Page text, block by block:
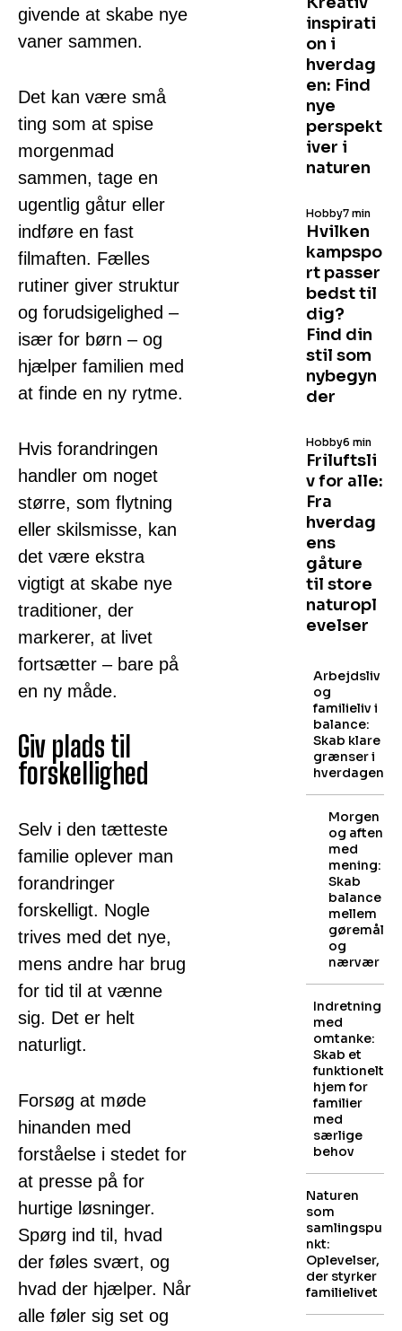
givende at skabe nye
vaner sammen.
Det kan være små
ting som at spise
morgenmad
sammen, tage en
ugentlig gåtur eller
indføre en fast
filmaften. Fælles
rutiner giver struktur
og forudsigelighed –
især for børn – og
hjælper familien med
at finde en ny rytme.
Hvis forandringen
handler om noget
større, som flytning
eller skilsmisse, kan
det være ekstra
vigtigt at skabe nye
traditioner, der
markerer, at livet
fortsætter – bare på
en ny måde.
Giv plads til
forskellighed
Selv i den tætteste
familie oplever man
forandringer
forskelligt. Nogle
trives med det nye,
mens andre har brug
for tid til at vænne
sig. Det er helt
naturligt.
Forsøg at møde
hinanden med
forståelse i stedet for
at presse på for
hurtige løsninger.
Spørg ind til, hvad
der føles svært, og
hvad der hjælper. Når
alle føler sig set og
inspirati
on i
hverdag
en: Find
nye
perspekt
iver i
naturen
Hvilken
kampspo
rt passer
bedst til
dig?
Find din
stil som
nybegyn
der
Hobby7 min
Friluftsli
v for alle:
Fra
hverdag
ens
gåture
til store
naturopl
evelser
Hobby6 min
Arbejdsliv
og
familieliv i
balance:
Skab klare
grænser i
hverdagen
Morgen
og aften
med
mening:
Skab
balance
mellem
gøremål
og
nærvær
Indretning
med
omtanke:
Skab et
funktionelt
hjem for
familier
med
særlige
behov
Naturen
som
samlingspu
nkt:
Oplevelser,
der styrker
familielivet